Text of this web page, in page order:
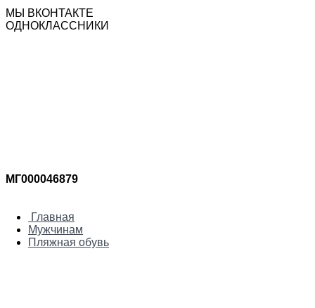
МЫ ВКОНТАКТЕ
ОДНОКЛАССНИКИ
МГ000046879
Главная
Мужчинам
Пляжная обувь